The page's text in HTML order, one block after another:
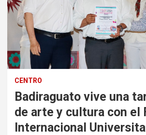
CENTRO
Badiraguato vive una
de arte y cultura con el
Internacional